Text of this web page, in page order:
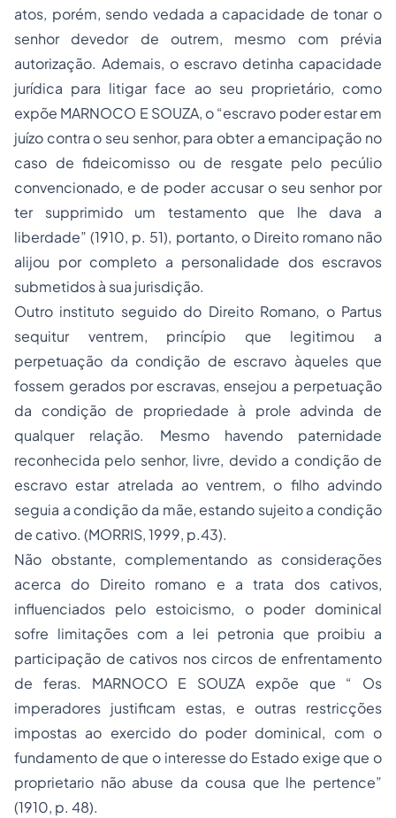
atos, porém, sendo vedada a capacidade de tonar o
senhor devedor de outrem, mesmo com prévia
autorização. Ademais, o escravo detinha capacidade
jurídica para litigar face ao seu proprietário, como
expõe MARNOCO E SOUZA, o “escravo poder estar em
juízo contra o seu senhor, para obter a emancipação no
caso de fideicomisso ou de resgate pelo pecúlio
convencionado, e de poder accusar o seu senhor por
ter supprimido um testamento que lhe dava a
liberdade” (1910, p. 51), portanto, o Direito romano não
alijou por completo a personalidade dos escravos
submetidos à sua jurisdição.
Outro instituto seguido do Direito Romano, o Partus
sequitur ventrem, princípio que legitimou a
perpetuação da condição de escravo àqueles que
fossem gerados por escravas, ensejou a perpetuação
da condição de propriedade à prole advinda de
qualquer relação. Mesmo havendo paternidade
reconhecida pelo senhor, livre, devido a condição de
escravo estar atrelada ao ventrem, o filho advindo
seguia a condição da mãe, estando sujeito a condição
de cativo. (MORRIS, 1999, p.43).
Não obstante, complementando as considerações
acerca do Direito romano e a trata dos cativos,
influenciados pelo estoicismo, o poder dominical
sofre limitações com a lei petronia que proibiu a
participação de cativos nos circos de enfrentamento
de feras. MARNOCO E SOUZA expõe que “ Os
imperadores justificam estas, e outras restricções
impostas ao exercido do poder dominical, com o
fundamento de que o interesse do Estado exige que o
proprietario não abuse da cousa que lhe pertence”
(1910, p. 48).